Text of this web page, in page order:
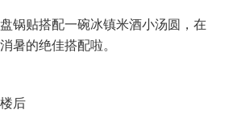
锅贴搭配一碗冰镇米酒小汤圆，在
暑的绝佳搭配啦。
后